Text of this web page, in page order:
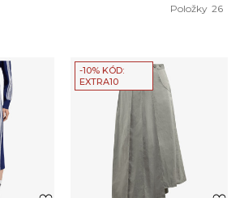
26
Položky
-10% KÓD:
EXTRA10